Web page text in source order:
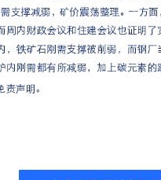
宏观因素。 【尿素】上周尿
实质利好有限情况下又恢复理
需进行，复合肥持续累库，开
前认为需继续观察在成本支撑
成本亦有支撑。后续重点关注
10月份。此报告中将印尼9月份